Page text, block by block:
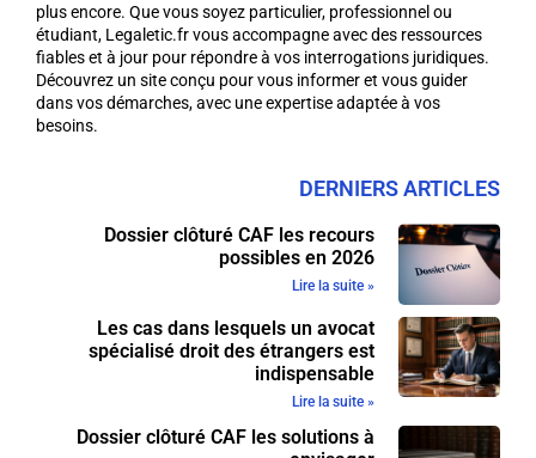
plus encore. Que vous soyez particulier, professionnel ou
étudiant, Legaletic.fr vous accompagne avec des ressources
fiables et à jour pour répondre à vos interrogations juridiques.
Découvrez un site conçu pour vous informer et vous guider
dans vos démarches, avec une expertise adaptée à vos
besoins.
DERNIERS ARTICLES
Dossier clôturé CAF les recours
possibles en 2026
Lire la suite »
Les cas dans lesquels un avocat
spécialisé droit des étrangers est
indispensable
Lire la suite »
Dossier clôturé CAF les solutions à